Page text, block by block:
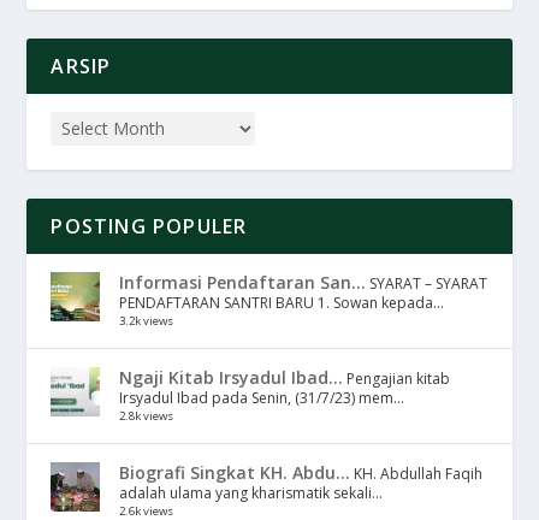
ARSIP
POSTING POPULER
Informasi Pendaftaran San... SYARAT – SYARAT
PENDAFTARAN SANTRI BARU 1. Sowan kepada...
3.2k views
Ngaji Kitab Irsyadul Ibad... Pengajian kitab
Irsyadul Ibad pada Senin, (31/7/23) mem...
2.8k views
Biografi Singkat KH. Abdu... KH. Abdullah Faqih
adalah ulama yang kharismatik sekali...
2.6k views